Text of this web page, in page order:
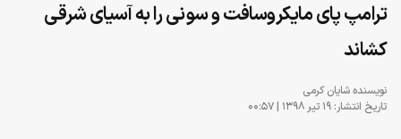
ترامپ پای مایکروسافت و سونی را به آسیای شرقی
کشاند
نویسندهشایان کرمی
تاریخ انتشار: ۱۹ تیر ۱۳۹۸ | ۰۰:۵۷